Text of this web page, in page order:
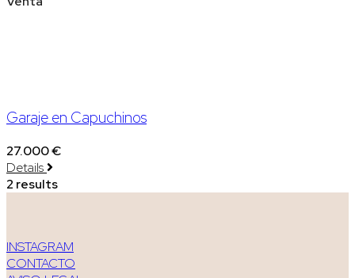
Garaje en Capuchinos
27.000 €
Details
2 results
INSTAGRAM
CONTACTO